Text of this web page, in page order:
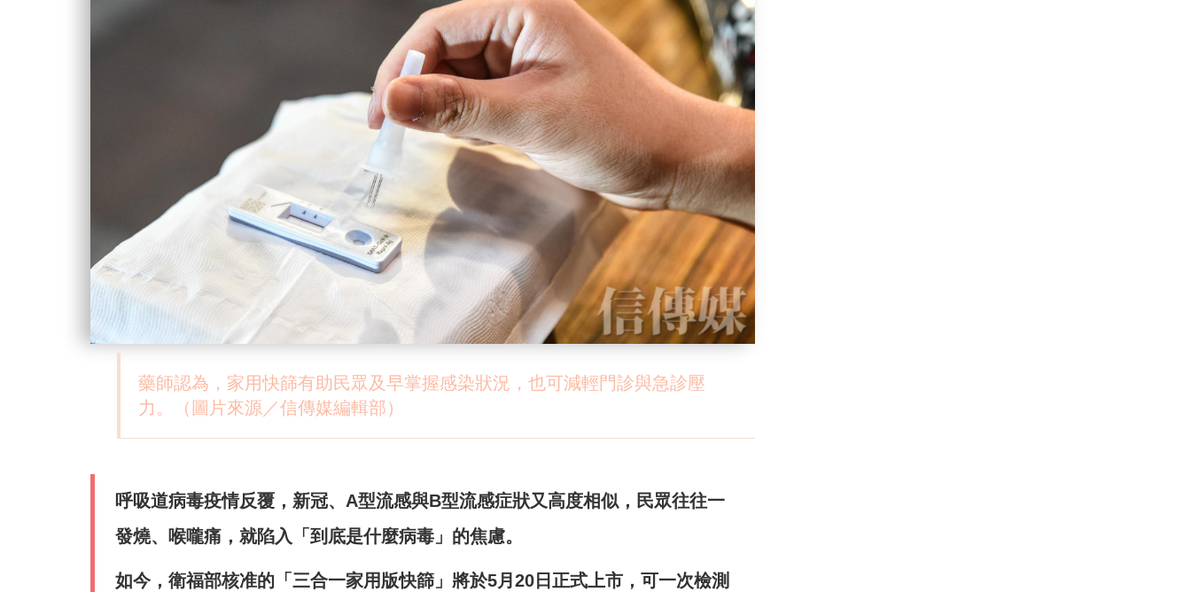
藥師認為，家用快篩有助民眾及早掌握感染狀況，也可減輕門診與急診壓
力。（圖片來源／信傳媒編輯部）
呼吸道病毒疫情反覆，新冠、A型流感與B型流感症狀又高度相似，民眾往往一
發燒、喉嚨痛，就陷入「到底是什麼病毒」的焦慮。
如今，衛福部核准的「三合一家用版快篩」將於5月20日正式上市，可一次檢測